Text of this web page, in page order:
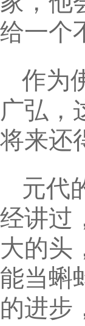
给一个
作为
广弘，
将来还
元代
经讲过
大的头
能当蝌
的进步